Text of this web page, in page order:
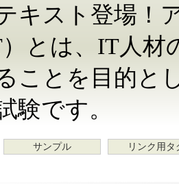
キスト登場！
）とは、IT人
ことを目的と
験です。
サンプル リンク用タ